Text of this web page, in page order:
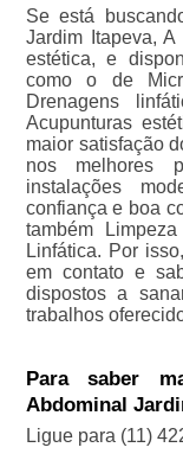
Se está
Jardim Itapeva,
estética, e
como o de
Drenagens
Acupunturas
maior satisfação
nos melhores
instalações
confiança e boa
também
Linfática. Por
em contato e
dispostos a
trabalhos
Para saber
Abdominal
Ligue para (11)